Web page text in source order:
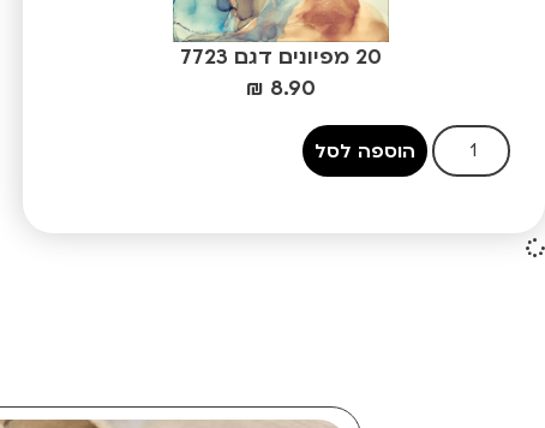
20 מפיונים דגם 7723
₪ 8.90
הוספה לסל